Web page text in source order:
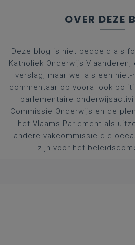
OVER DEZE
Deze blog is niet bedoeld als
Katholiek Onderwijs
verslag, maar wel als een
commentaar op vooral ook
parlementaire
Commissie Onderwijs en de
het Vlaams Parlement als
andere vakcommissie die
zijn voor het